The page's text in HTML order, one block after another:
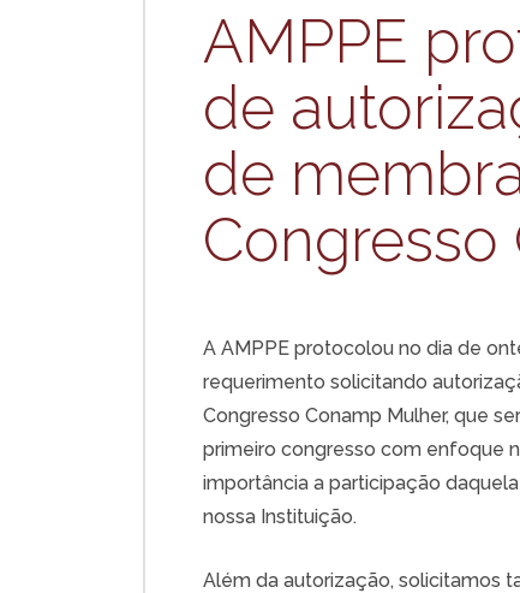
AMPPE
de
de
A AMPPE protocolou no dia de
requerimento solicitando
Congresso Conamp Mulher, que
primeiro congresso com enfoque
importância a participação
nossa Instituição.
Além da autorização, solicitamos